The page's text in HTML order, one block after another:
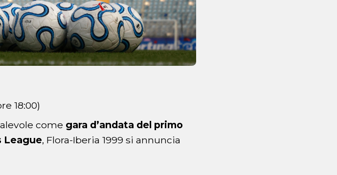
18:00)
come gara d’andata del primo
League, Flora-Iberia 1999 si annuncia